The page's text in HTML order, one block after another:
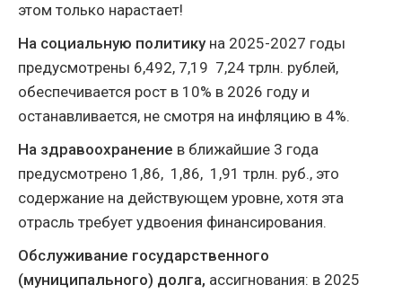
этом только нарастает!
На социальную политику на 2025-2027 годы
предусмотрены 6,492, 7,19 7,24 трлн. рублей,
обеспечивается рост в 10% в 2026 году и
останавливается, не смотря на инфляцию в 4%.
На здравоохранение в ближайшие 3 года
предусмотрено 1,86, 1,86, 1,91 трлн. руб., это
содержание на действующем уровне, хотя эта
отрасль требует удвоения финансирования.
Обслуживание государственного
(муниципального) долга, ассигнования: в 2025